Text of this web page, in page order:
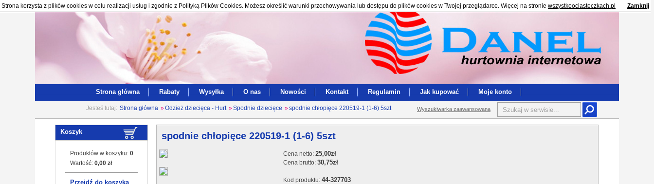
Strona korzysta z plików cookies w celu realizacji usług i zgodnie z Polityką Plików Cookies. Możesz określić warunki przechowywania lub dostępu do plików cookies w Twojej przeglądarce. Więcej na stronie wszystkoociasteczkach.pl Zamknij
Wyszukiwarka zaawansowana
Strona główna Rabaty Wysyłka O nas Nowości Kontakt Regulamin Jak kupować Moje konto
Jesteś tutaj: Strona główna »Odzież dziecięca - Hurt »Spodnie dziecięce »spodnie chłopięce 220519-1 (1-6) 5szt
Koszyk
Produktów w koszyku: 0
Wartość: 0,00 zł
Przejdź do koszyka
spodnie chłopięce 220519-1 (1-6) 5szt
Cena netto: 25,00zł
Cena brutto: 30,75zł
Kod produktu: 44-327703